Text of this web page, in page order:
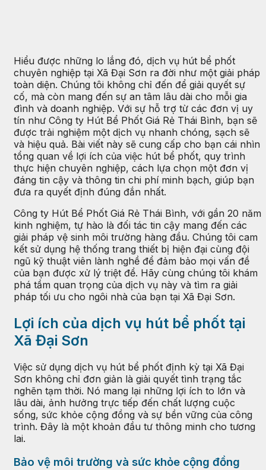
Hiểu được những lo lắng đó, dịch vụ hút bể phốt
chuyên nghiệp tại Xã Đại Sơn ra đời như một giải pháp
toàn diện. Chúng tôi không chỉ đến để giải quyết sự
cố, mà còn mang đến sự an tâm lâu dài cho mỗi gia
đình và doanh nghiệp. Với sự hỗ trợ từ các đơn vị uy
tín như Công ty Hút Bể Phốt Giá Rẻ Thái Bình, bạn sẽ
được trải nghiệm một dịch vụ nhanh chóng, sạch sẽ
và hiệu quả. Bài viết này sẽ cung cấp cho bạn cái nhìn
tổng quan về lợi ích của việc hút bể phốt, quy trình
thực hiện chuyên nghiệp, cách lựa chọn một đơn vị
đáng tin cậy và thông tin chi phí minh bạch, giúp bạn
đưa ra quyết định đúng đắn nhất.
Công ty Hút Bể Phốt Giá Rẻ Thái Bình, với gần 20 năm
kinh nghiệm, tự hào là đối tác tin cậy mang đến các
giải pháp vệ sinh môi trường hàng đầu. Chúng tôi cam
kết sử dụng hệ thống trang thiết bị hiện đại cùng đội
ngũ kỹ thuật viên lành nghề để đảm bảo mọi vấn đề
của bạn được xử lý triệt để. Hãy cùng chúng tôi khám
phá tầm quan trọng của dịch vụ này và tìm ra giải
pháp tối ưu cho ngôi nhà của bạn tại Xã Đại Sơn.
Lợi ích của dịch vụ hút bể phốt tại
Xã Đại Sơn
Việc sử dụng dịch vụ hút bể phốt định kỳ tại Xã Đại
Sơn không chỉ đơn giản là giải quyết tình trạng tắc
nghẽn tạm thời. Nó mang lại những lợi ích to lớn và
lâu dài, ảnh hưởng trực tiếp đến chất lượng cuộc
sống, sức khỏe cộng đồng và sự bền vững của công
trình. Đây là một khoản đầu tư thông minh cho tương
lai.
Bảo vệ môi trường và sức khỏe cộng đồng